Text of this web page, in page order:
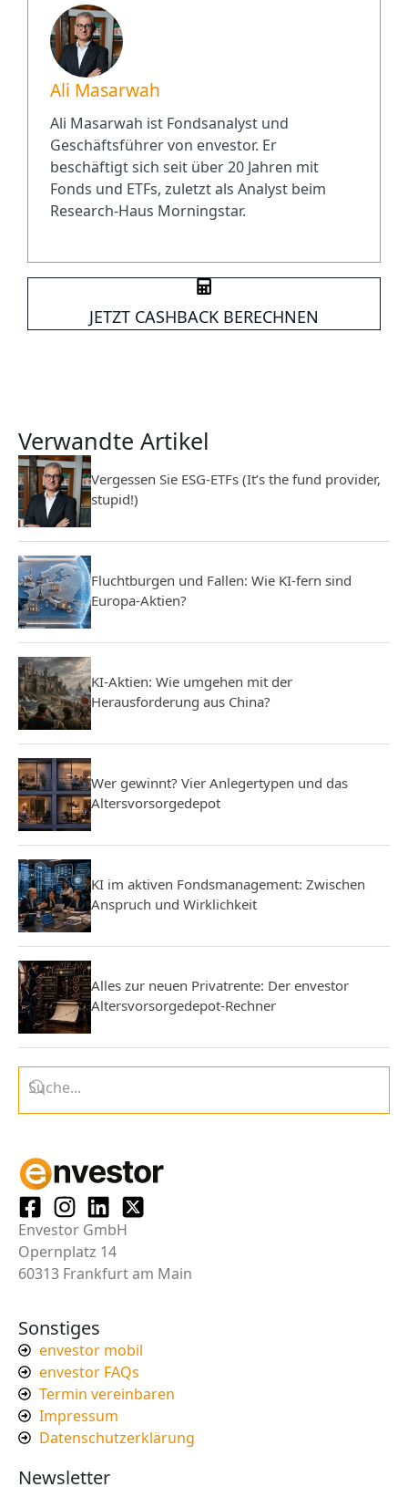
Ali Masarwah
Ali Masarwah ist Fondsanalyst und
Geschäftsführer von envestor. Er
beschäftigt sich seit über 20 Jahren mit
Fonds und ETFs, zuletzt als Analyst beim
Research-Haus Morningstar.
JETZT CASHBACK BERECHNEN
Verwandte Artikel
Vergessen Sie ESG-ETFs (It’s the fund provider,
stupid!)
Fluchtburgen und Fallen: Wie KI-fern sind
Europa-Aktien?
KI-Aktien: Wie umgehen mit der
Herausforderung aus China?
Wer gewinnt? Vier Anlegertypen und das
Altersvorsorgedepot
KI im aktiven Fondsmanagement: Zwischen
Anspruch und Wirklichkeit
Alles zur neuen Privatrente: Der envestor
Altersvorsorgedepot-Rechner
Envestor GmbH
Opernplatz 14
60313 Frankfurt am Main
Sonstiges
envestor mobil
envestor FAQs
Termin vereinbaren
Impressum
Datenschutzerklärung
Newsletter